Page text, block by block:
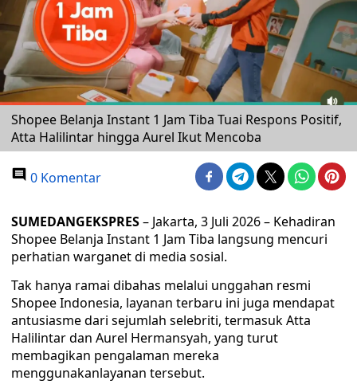
Shopee Belanja Instant 1 Jam Tiba Tuai Respons Positif,
Atta Halilintar hingga Aurel Ikut Mencoba
0 Komentar
SUMEDANGEKSPRES– Jakarta, 3 Juli 2026 – Kehadiran
Shopee Belanja Instant 1 Jam Tiba langsung mencuri
perhatian warganet di media sosial.
Tak hanya ramai dibahas melalui unggahan resmi
Shopee Indonesia, layanan terbaru ini juga mendapat
antusiasme dari sejumlah selebriti, termasuk Atta
Halilintar dan Aurel Hermansyah, yang turut
membagikan pengalaman mereka
menggunakanlayanan tersebut.